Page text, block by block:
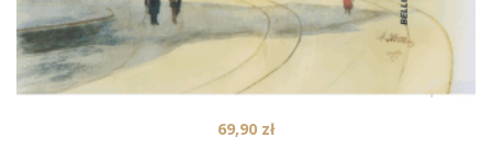
69,90 zł